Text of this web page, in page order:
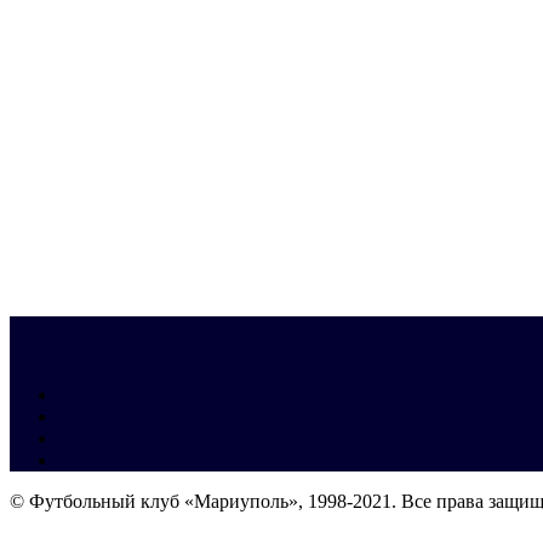
© Футбольный клуб «Мариуполь», 1998-2021. Все права